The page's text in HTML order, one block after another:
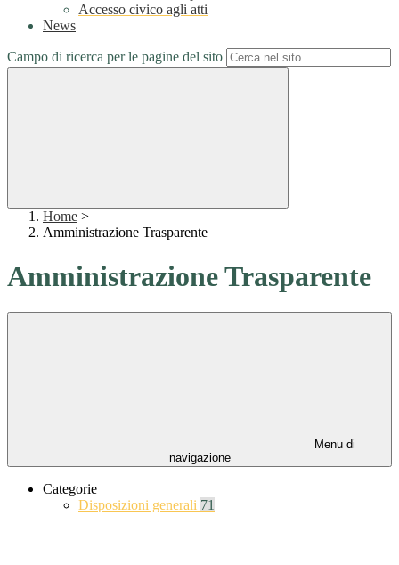
Accesso civico agli atti
News
Campo di ricerca per le pagine del sito
Home >
Amministrazione Trasparente
Amministrazione Trasparente
Menu di
navigazione
Categorie
Disposizioni generali 71